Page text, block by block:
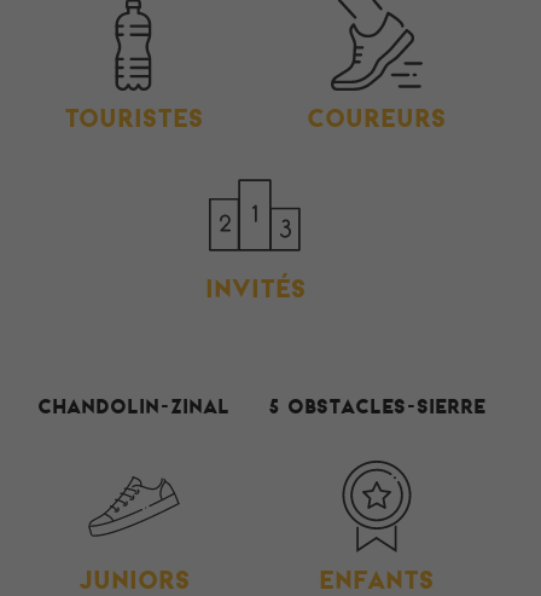
TOURISTES COUREURS
INVITÉS
Chandolin-Zinal
JUNIORS
5 Obstacles-Sierre
ENFANTS